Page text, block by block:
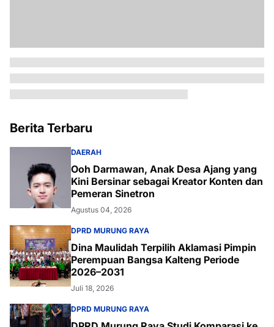
Berita Terbaru
DAERAH
Ooh Darmawan, Anak Desa Ajang yang
Kini Bersinar sebagai Kreator Konten dan
Pemeran Sinetron
Agustus 04, 2026
DPRD MURUNG RAYA
Dina Maulidah Terpilih Aklamasi Pimpin
Perempuan Bangsa Kalteng Periode
2026–2031
Juli 18, 2026
DPRD MURUNG RAYA